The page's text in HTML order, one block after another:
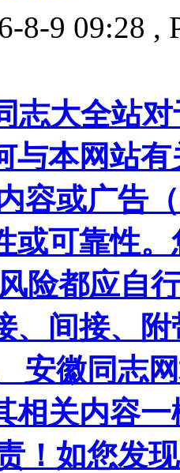
8-9 09:28 ,
志大全站
与本网站
容或广告
或可靠性
险都应自
、间接、
安徽同志
相关内容
！如您发